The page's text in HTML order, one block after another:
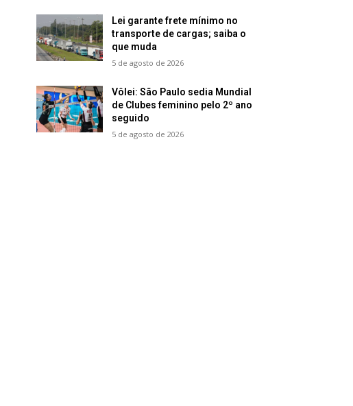
Lei garante frete mínimo no
transporte de cargas; saiba o
que muda
5 de agosto de 2026
Vôlei: São Paulo sedia Mundial
de Clubes feminino pelo 2º ano
seguido
5 de agosto de 2026